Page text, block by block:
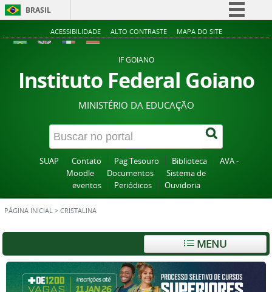
BRASIL
Simplifique!
Acesso à informação
Legislação
Canais
ACESSIBILIDADE ALTO CONTRASTE MAPA DO SITE
IF GOIANO
Instituto Federal Goiano
MINISTÉRIO DA EDUCAÇÃO
SUAP Contato Pag Tesouro Biblioteca
AVA -
Moodle
Documentos
Sistema de
eventos
Periódicos Ouvidoria
PÁGINA INICIAL > CRISTALINA
MENU